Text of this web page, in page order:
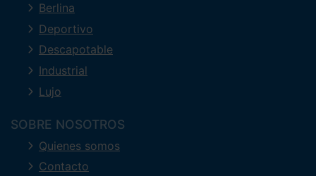
Berlina
Deportivo
Descapotable
Industrial
Lujo
SOBRE NOSOTROS
Quienes somos
Contacto